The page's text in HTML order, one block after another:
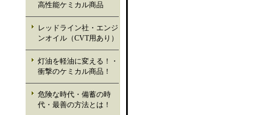
高性能ケミカル商品
レッドライン社・エンジ
ンオイル（CVT用あり）
灯油を軽油に変える！・
衝撃のケミカル商品！
危険な時代・備蓄の時
代・最善の方法とは！